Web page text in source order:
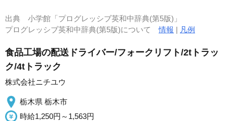
出典 小学館「プログレッシブ英和中辞典(第5版)」
プログレッシブ英和中辞典(第5版)について情報 | 凡例
食品工場の配送ドライバー/フォークリフト/2tトラッ
ク/4tトラック
株式会社ニチユウ
栃木県 栃木市
時給1,250円～1,563円